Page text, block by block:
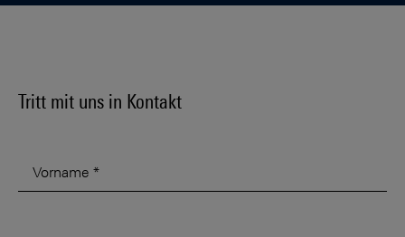
Tritt mit uns in Kontakt
Vorname *